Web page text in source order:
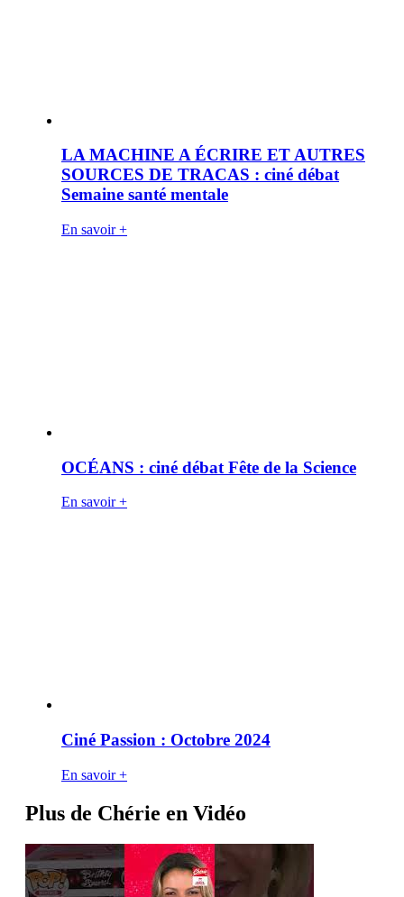
LA MACHINE A ÉCRIRE ET AUTRES
SOURCES DE TRACAS : ciné débat
Semaine santé mentale
En savoir +
OCÉANS : ciné débat Fête de la Science
En savoir +
Ciné Passion : Octobre 2024
En savoir +
Plus de Chérie en Vidéo